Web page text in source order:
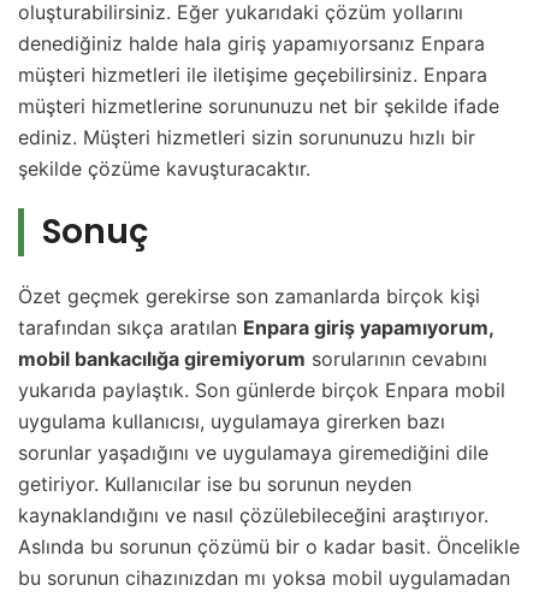
oluşturabilirsiniz. Eğer yukarıdaki çözüm yollarını
denediğiniz halde hala giriş yapamıyorsanız Enpara
müşteri hizmetleri ile iletişime geçebilirsiniz. Enpara
müşteri hizmetlerine sorununuzu net bir şekilde ifade
ediniz. Müşteri hizmetleri sizin sorununuzu hızlı bir
şekilde çözüme kavuşturacaktır.
Sonuç
Özet geçmek gerekirse son zamanlarda birçok kişi
tarafından sıkça aratılan Enpara giriş yapamıyorum,
mobil bankacılığa giremiyorum sorularının cevabını
yukarıda paylaştık. Son günlerde birçok Enpara mobil
uygulama kullanıcısı, uygulamaya girerken bazı
sorunlar yaşadığını ve uygulamaya giremediğini dile
getiriyor. Kullanıcılar ise bu sorunun neyden
kaynaklandığını ve nasıl çözülebileceğini araştırıyor.
Aslında bu sorunun çözümü bir o kadar basit. Öncelikle
bu sorunun cihazınızdan mı yoksa mobil uygulamadan